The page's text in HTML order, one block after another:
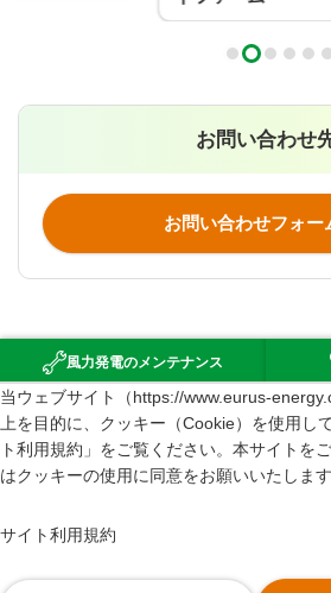
当ウェブサイト（https://www.eurus-
上を目的に、クッキー（Cookie）を使用し
ト利用規約」をご覧ください。本サイトを
はクッキーの使用に同意をお願いいたします
サイト利用規約
お問い合わせ
お問い合わせフォー
風力発電のメンテナンス
（新規ウインドウで開きま
環境影響評価
サイトマップ
サイト利用規約